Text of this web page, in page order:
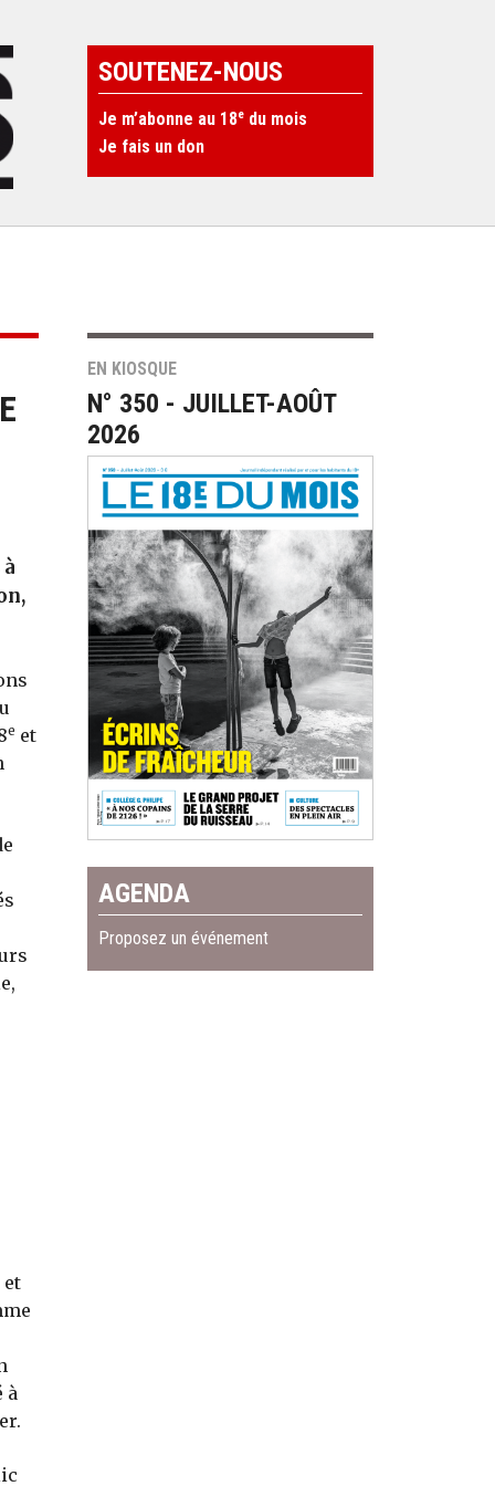
SOUTENEZ-NOUS
Je m’abonne au 18e du mois
Je fais un don
e et
et
à
EN KIOSQUE
N° 350 - JUILLET-AOÛT
2026
AGENDA
Proposez un événement